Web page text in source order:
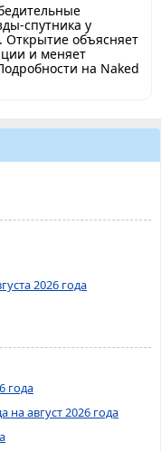
спутника у
Открытие объясняет
и меняет
на Naked
2026 года
года
август 2026 года